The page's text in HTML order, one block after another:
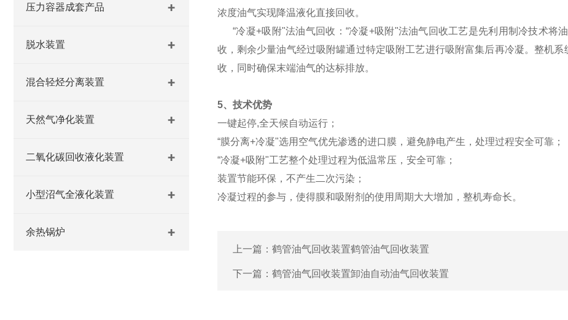
压力容器成套产品
脱水装置
混合轻烃分离装置
天然气净化装置
二氧化碳回收液化装置
小型沼气全液化装置
余热锅炉
浓度油气实现降温液化直接回收。
“冷凝+吸附"法油气回收：“冷凝+吸附"法油气回收工艺是先利用制冷技术将
收，剩余少量油气经过吸附罐通过特定吸附工艺进行吸附富集后再冷凝。整机
收，同时确保末端油气的达标排放。
5、技术优势
一键起停,全天候自动运行；
“膜分离+冷凝"选用空气优先渗透的进口膜，避免静电产生，处理过程安全可靠；
“冷凝+吸附"工艺整个处理过程为低温常压，安全可靠；
装置节能环保，不产生二次污染；
冷凝过程的参与，使得膜和吸附剂的使用周期大大增加，整机寿命长。
上一篇： 鹤管油气回收装置鹤管油气回收装置
下一篇： 鹤管油气回收装置卸油自动油气回收装置